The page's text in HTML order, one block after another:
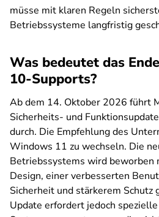
müsse mit klaren Regeln
Betriebssysteme langfristig
Was bedeutet das
10-Supports?
Ab dem 14. Oktober 2026 führt
Sicherheits- und
durch. Die Empfehlung des
Windows 11 zu wechseln. Die
Betriebssystems wird beworben
Design, einer verbesserten
Sicherheit und stärkerem Schutz
Update erfordert jedoch spezielle